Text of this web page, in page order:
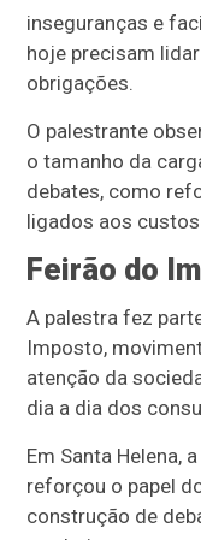
inseguranças e
hoje precisam
obrigações.
O palestrante
o tamanho da
debates, como
ligados aos
Feirão do
A palestra fez
Imposto,
atenção da
dia a dia dos
Em Santa Helena,
reforçou o papel
construção de